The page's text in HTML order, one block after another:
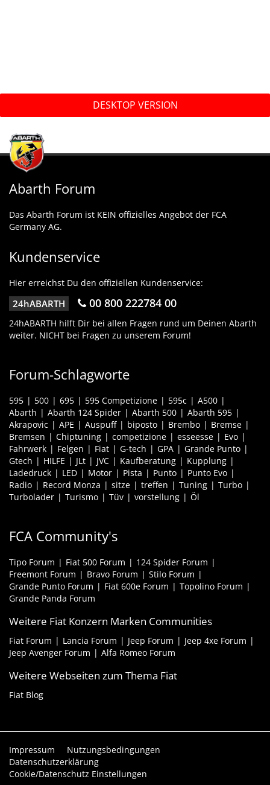
DESKTOP VERSION
Abarth Forum
Das Abarth Forum ist KEIN offizielles Angebot der FCA
Germany AG.
Kundenservice
Hier erreichst Du den offiziellen Kundenservice:
24hABARTH 00 800 222784 00
24hABARTH hilft Dir bei allen Fragen rund um Deinen Abarth
weiter. NICHT bei Fragen zu unserem Forum!
Forum-Schlagworte
595 500 695 595 Competizione 595c
A500
Abarth
Abarth 124 Spider Abarth 500
Abarth 595
Akrapovic
APE Auspuff biposto Brembo
Bremse
Bremsen
Chiptuning competizione esseesse
Evo
Fahrwerk
Felgen Fiat G-tech GPA
Grande Punto
Gtech
HILFE JLt JVC Kaufberatung
Kupplung
Ladedruck
LED Motor Pista Punto
Punto Evo
Radio
Record Monza sitze treffen Tuning
Turbo
Turbolader
Turismo Tüv vorstellung Öl
FCA Community's
Tipo Forum Fiat 500 Forum
124 Spider Forum
Freemont Forum
Bravo Forum
Stilo Forum
Grande Punto Forum
Fiat 600e Forum
Topolino Forum
Grande Panda Forum
Weitere Fiat Konzern Marken Communities
Fiat Forum Lancia Forum Jeep Forum
Jeep 4xe Forum
Jeep Avenger Forum
Alfa Romeo Forum
Weitere Webseiten zum Thema Fiat
Fiat Blog
Impressum
Nutzungsbedingungen
Datenschutzerklärung
Cookie/Datenschutz Einstellungen